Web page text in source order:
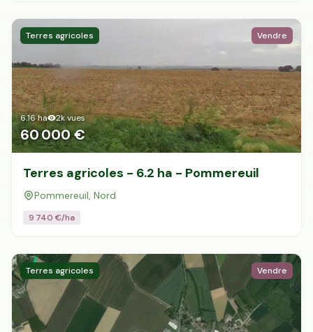
Terres agricoles Vendre
6.16ha 2kvues
60 000 €
Terres agricoles - 6.2 ha - Pommereuil
Pommereuil, Nord
9 740€/ha
Terres agricoles Vendre